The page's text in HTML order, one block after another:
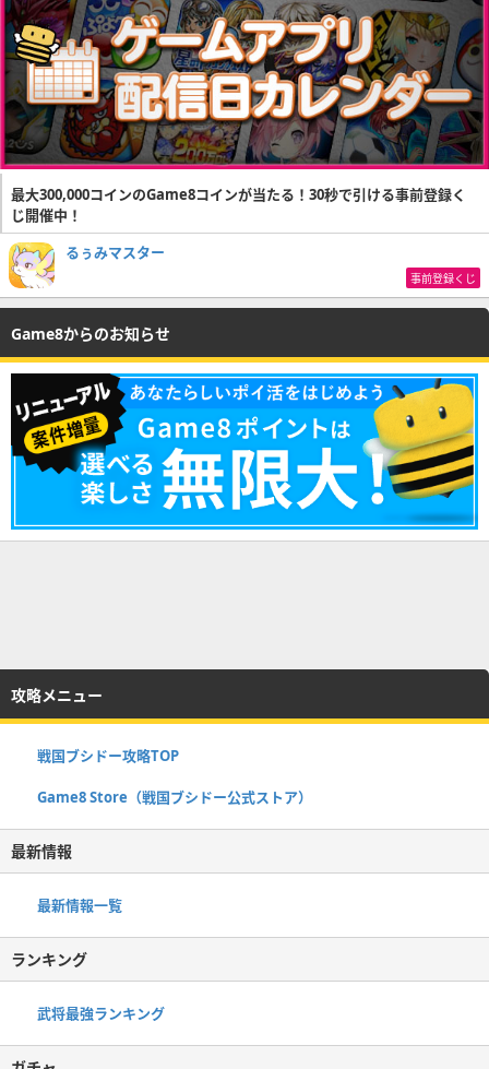
最大300,000コインのGame8コインが当たる！30秒で引ける事前登録く
じ開催中！
るぅみマスター
事前登録くじ
Game8からのお知らせ
攻略メニュー
戦国ブシドー攻略TOP
Game8 Store（戦国ブシドー公式ストア）
最新情報
最新情報一覧
ランキング
武将最強ランキング